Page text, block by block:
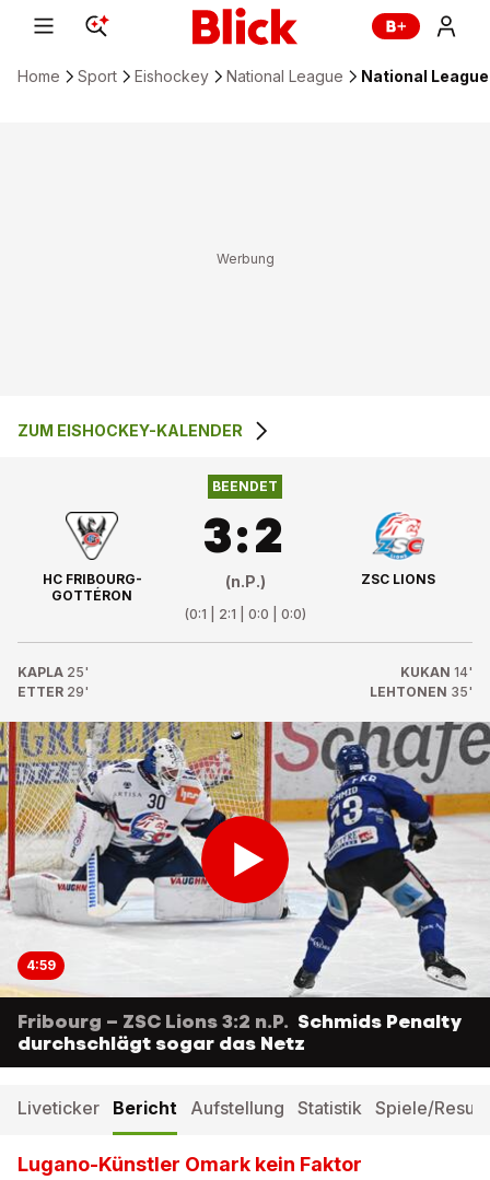
Home Sport Eishockey National League National
ZUM EISHOCKEY-KALENDER
HC FRIBOURG-
GOTTÉRON
BEENDET
3:2
(n.P.)
(0:1 | 2:1 | 0:0 | 0:0)
ZSC LIONS
KAPLA 25'
ETTER 29'
KUKAN 14'
LEHTONEN 35'
4:59
Fribourg – ZSC Lions 3:2 n.P. Schmids Penalty
durchschlägt sogar das Netz
Liveticker Bericht Aufstellung Statistik Spiele/
Lugano-Künstler Omark kein Faktor